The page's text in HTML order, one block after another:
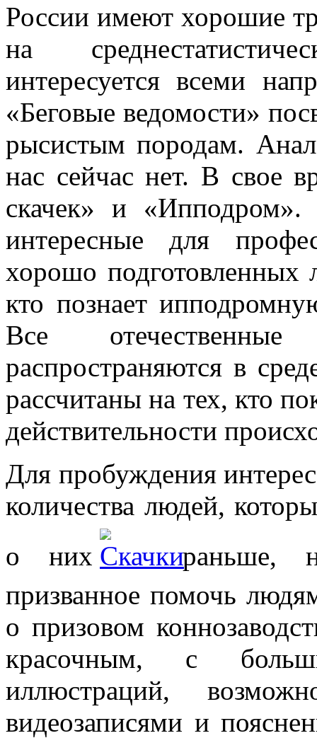
России имеют хорошие
на
интересуется всеми
«Беговые ведомости»
рысистым породам.
нас сейчас нет. В свое
скачек» и «Ипподром».
интересные для
хорошо подготовленных
кто познает
Все
распространяются в
рассчитаны на тех, кто
действительности
Для пробуждения
количества людей,
о них
раньше,
призванное помочь
о призовом
красочным, с
иллюстраций,
видеозаписями и